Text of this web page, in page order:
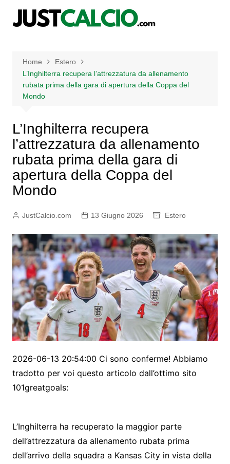
Home
Estero
L’Inghilterra recupera l’attrezzatura da allenamento
rubata prima della gara di apertura della Coppa del
Mondo
L’Inghilterra recupera
l’attrezzatura da allenamento
rubata prima della gara di
apertura della Coppa del
Mondo
JustCalcio.com 13 Giugno 2026 Estero
2026-06-13 20:54:00 Ci sono conferme! Abbiamo
tradotto per voi questo articolo dall’ottimo sito
101greatgoals:
L’Inghilterra ha recuperato la maggior parte
dell’attrezzatura da allenamento rubata prima
dell’arrivo della squadra a Kansas City in vista della